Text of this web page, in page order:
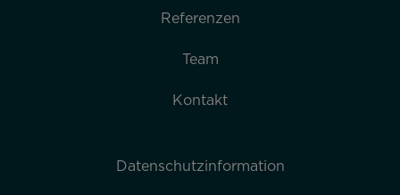
Referenzen
Team
Kontakt
Datenschutzinformation